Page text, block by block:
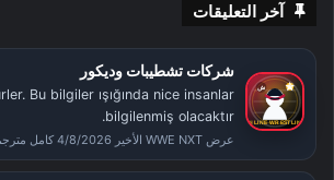
آخر التعليقات
شركات تشطيبات وديكور
Bu bilgiler ışığında nice insanlar
bilgilenmiş olacaktır.
عرض WWE NXT الأخير 4/8/2026 كامل مترجم